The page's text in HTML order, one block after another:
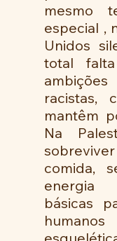
mesmo
especial ,
Unidos
total
racistas,
mantêm
Na
comida,
energia
básicas